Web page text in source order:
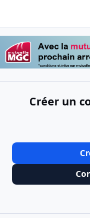
Créer un